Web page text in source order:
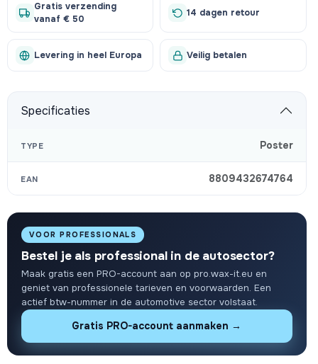
Gratis verzending
vanaf € 50
14 dagen retour
Levering in heel Europa Veilig betalen
Specificaties
TYPE Poster
EAN 8809432674764
VOOR PROFESSIONALS
Bestel je als professional in de autosector?
Maak gratis een PRO-account aan op pro.wax-it.eu en
geniet van professionele tarieven en voorwaarden. Een
actief btw-nummer in de automotive sector volstaat.
Gratis PRO-account aanmaken →